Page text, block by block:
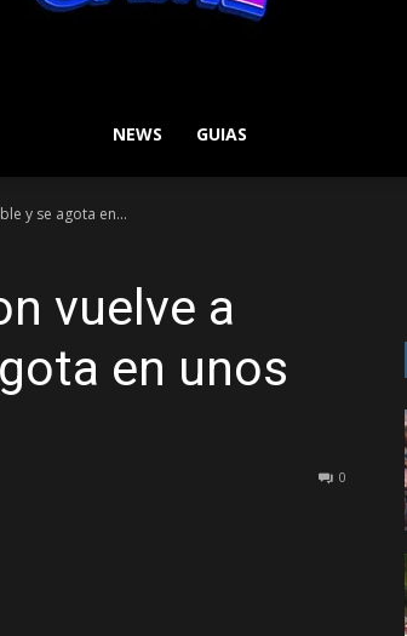
GAME
NEWS GUIAS
y se agota en...
vuelve a
en unos
0